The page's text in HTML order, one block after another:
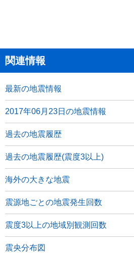
関連情報
最新の地震情報
2017年06月23日の地震情報
過去の地震履歴
過去の地震履歴(震度3以上)
海外の大きな地震
震源地ごとの地震発生回数
震度3以上の地域別観測回数
震央分布図